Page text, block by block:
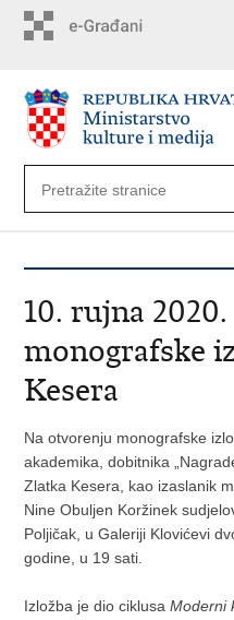
10. rujna
monografske
Kesera
Na otvorenju monografske
akademika, dobitnika
Zlatka Kesera, kao izaslanik
Nine Obuljen Koržinek
Poljičak, u Galeriji Klovićevi
godine, u 19 sati.
Izložba je dio ciklusa Moderni